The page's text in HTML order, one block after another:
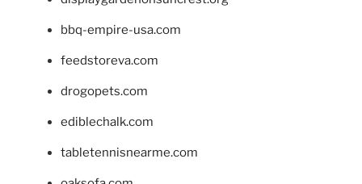
bbq-empire-usa.com
feedstoreva.com
drogopets.com
ediblechalk.com
tabletennisnearme.com